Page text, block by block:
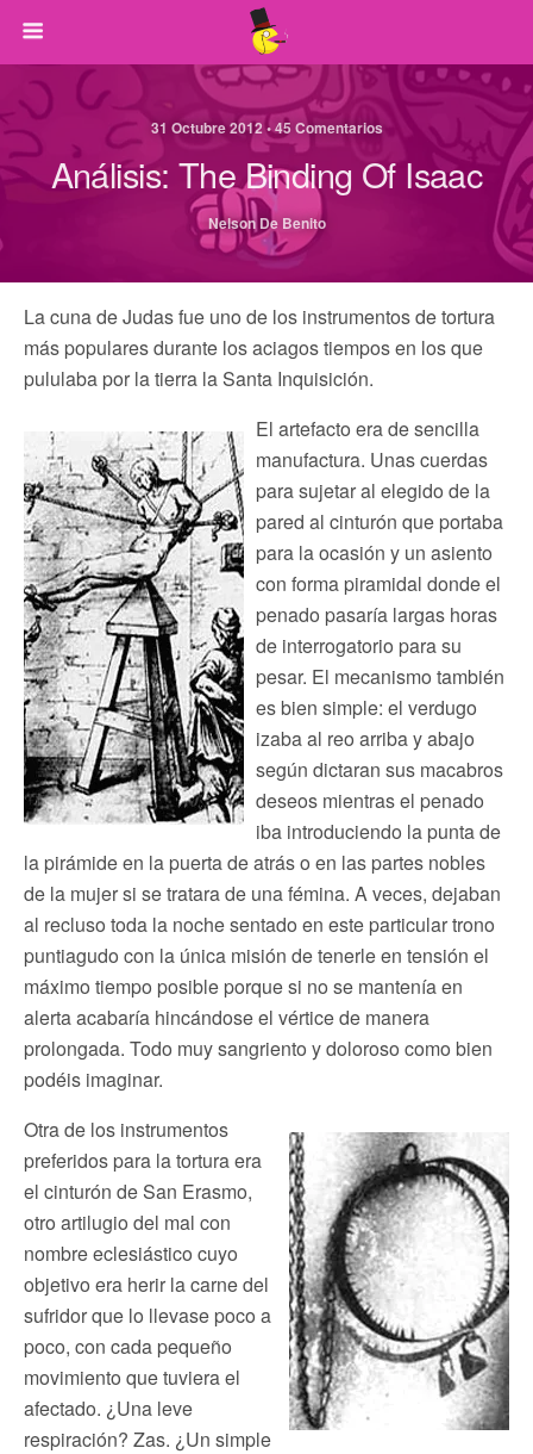
31 Octubre 2012 • 45 Comentarios
Análisis: The Binding Of Isaac
Nelson De Benito
La cuna de Judas fue uno de los instrumentos de tortura
más populares durante los aciagos tiempos en los que
pululaba por la tierra la Santa Inquisición.
El artefacto era de sencilla
manufactura. Unas cuerdas
para sujetar al elegido de la
pared al cinturón que portaba
para la ocasión y un asiento
con forma piramidal donde el
penado pasaría largas horas
de interrogatorio para su
pesar. El mecanismo también
es bien simple: el verdugo
izaba al reo arriba y abajo
según dictaran sus macabros
deseos mientras el penado
iba introduciendo la punta de
la pirámide en la puerta de atrás o en las partes nobles
de la mujer si se tratara de una fémina. A veces, dejaban
al recluso toda la noche sentado en este particular trono
puntiagudo con la única misión de tenerle en tensión el
máximo tiempo posible porque si no se mantenía en
alerta acabaría hincándose el vértice de manera
prolongada. Todo muy sangriento y doloroso como bien
podéis imaginar.
Otra de los instrumentos
preferidos para la tortura era
el cinturón de San Erasmo,
otro artilugio del mal con
nombre eclesiástico cuyo
objetivo era herir la carne del
sufridor que lo llevase poco a
poco, con cada pequeño
movimiento que tuviera el
afectado. ¿Una leve
respiración? Zas. ¿Un simple